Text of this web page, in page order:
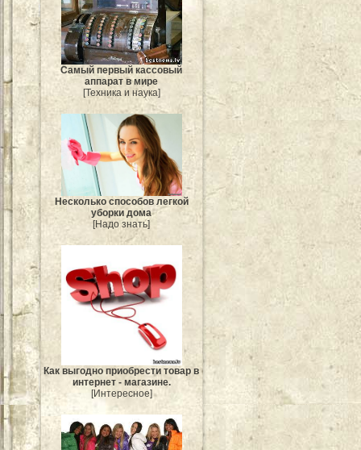
Самый первый кассовый
аппарат в мире
[Техника и наука]
Несколько способов легкой
уборки дома
[Надо знать]
Как выгодно приобрести товар в
интернет - магазине.
[Интересное]